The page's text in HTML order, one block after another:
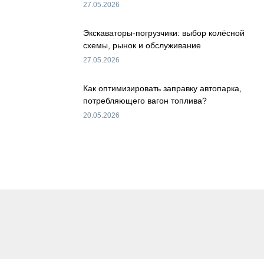
27.05.2026
Экскаваторы-погрузчики: выбор колёсной
схемы, рынок и обслуживание
27.05.2026
Как оптимизировать заправку автопарка,
потребляющего вагон топлива?
20.05.2026